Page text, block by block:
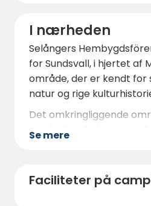
I nærheden
Selångers
for Sundsvall, i hjertet af
område, der er kendt for
natur og rige
Det omkringliggende
bred vifte af aktiviteter,
restauranter og
Se mere
Faciliteter på